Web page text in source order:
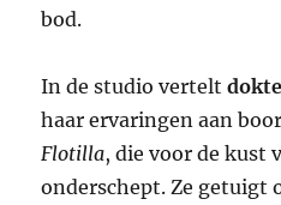
bod.
In de studio vertelt
haar ervaringen aan
Flotilla, die voor de kust
onderschept. Ze getuigt